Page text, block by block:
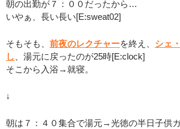
朝の出勤が７：００だったから…
いやぁ、長い長い[E:sweat02]
そもそも、 前夜のレクチャーを終え、 シェ
し 、湯元に戻ったのが25時[E:clock]
そこから入浴→就寝。
↓
朝は７：４０集合で湯元→光徳の半日子供ガ